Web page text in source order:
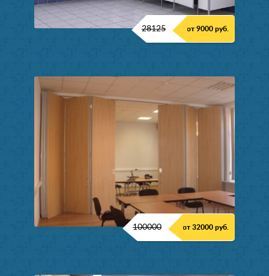
28125 от 9000 руб.
100000 от 32000 руб.